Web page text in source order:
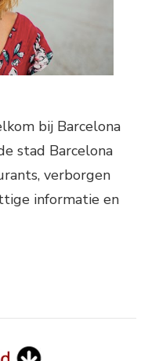
bij Barcelona
stad Barcelona
verborgen
informatie en